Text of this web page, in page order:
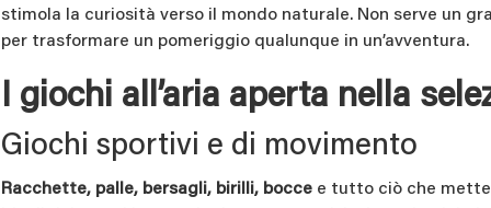
stimola la curiosità verso il mondo naturale. Non serve un
per trasformare un pomeriggio qualunque in un’avventura.
I giochi all’aria aperta nella
Giochi sportivi e di movimento
Racchette, palle, bersagli, birilli, bocce e tutto ciò che mette